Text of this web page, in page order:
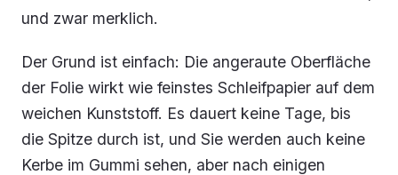
und zwar merklich.
Der Grund ist einfach: Die angeraute Oberfläche
der Folie wirkt wie feinstes Schleifpapier auf dem
weichen Kunststoff. Es dauert keine Tage, bis
die Spitze durch ist, und Sie werden auch keine
Kerbe im Gummi sehen, aber nach einigen